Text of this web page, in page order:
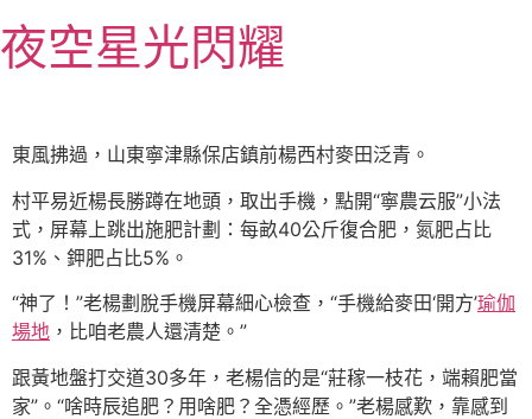
至
主
容
夜空星光閃耀
東風拂過，山東寧津縣保店鎮前楊西村麥田泛青。
村平易近楊長勝蹲在地頭，取出手機，點開“寧農云服”小法
式，屏幕上跳出施肥計劃：每畝40公斤復合肥，氮肥占比
31%、鉀肥占比5%。
“神了！”老楊劃脫手機屏幕細心檢查，“手機給麥田‘開方’瑜伽
場地 ，比咱老農人還清楚。”
跟黃地盤打交道30多年，老楊信的是“莊稼一枝花，端賴肥當
家”。“啥時辰追肥？用啥肥？全憑經歷。”老楊感歎，靠感到